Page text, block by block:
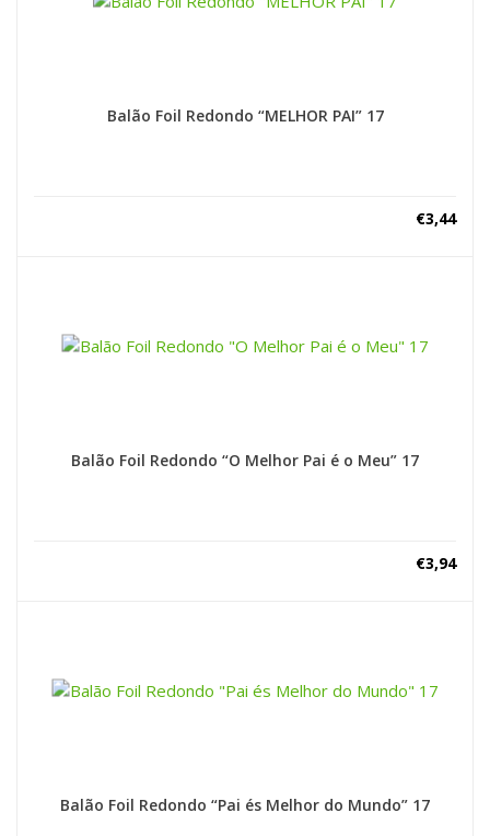
Balão Foil Redondo “MELHOR PAI” 17
€3,44
Balão Foil Redondo “O Melhor Pai é o Meu” 17
€3,94
Balão Foil Redondo “Pai és Melhor do Mundo” 17